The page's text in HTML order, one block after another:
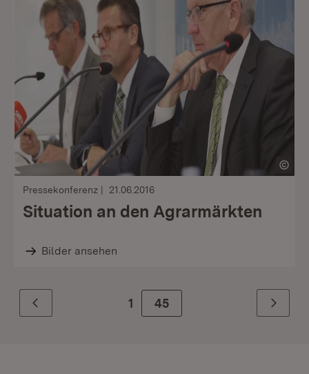
Pressekonferenz 21.06.2016
Situation an den Agrarmärkten
Bilder ansehen
Zurück 1 Zur Seite
45 Weiter